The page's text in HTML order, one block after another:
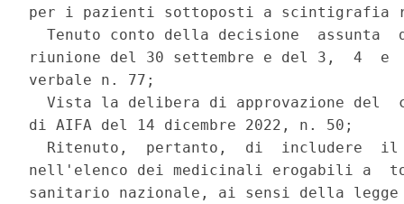
per i pazienti sottoposti a scintigrafia
Tenuto conto della decisione  assunta
riunione del 30 settembre e del 3,  4
verbale n. 77;
Vista la delibera di approvazione del
di AIFA del 14 dicembre 2022, n. 50;
Ritenuto,  pertanto,  di  includere
nell'elenco dei medicinali erogabili a
sanitario nazionale, ai sensi della legge